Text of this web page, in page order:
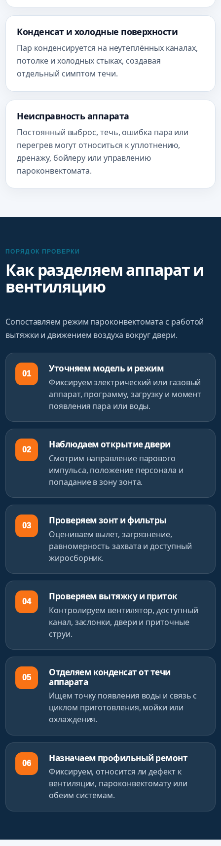
Конденсат и холодные поверхности
Пар конденсируется на неутеплённых каналах,
потолке и холодных стыках, создавая
отдельный симптом течи.
Неисправность аппарата
Постоянный выброс, течь, ошибка пара или
перегрев могут относиться к уплотнению,
дренажу, бойлеру или управлению
пароконвектомата.
ПОРЯДОК ПРОВЕРКИ
Как разделяем аппарат и
вентиляцию
Сопоставляем режим пароконвектомата с работой
вытяжки и движением воздуха вокруг двери.
01 Уточняем модель и режим
Фиксируем электрический или газовый
аппарат, программу, загрузку и момент
появления пара или воды.
02 Наблюдаем открытие двери
Смотрим направление парового
импульса, положение персонала и
попадание в зону зонта.
03 Проверяем зонт и фильтры
Оцениваем вылет, загрязнение,
равномерность захвата и доступный
жиросборник.
04 Проверяем вытяжку и приток
Контролируем вентилятор, доступный
канал, заслонки, двери и приточные
струи.
05
Отделяем конденсат от течи
аппарата
Ищем точку появления воды и связь с
циклом приготовления, мойки или
охлаждения.
06 Назначаем профильный ремонт
Фиксируем, относится ли дефект к
вентиляции, пароконвектомату или
обеим системам.